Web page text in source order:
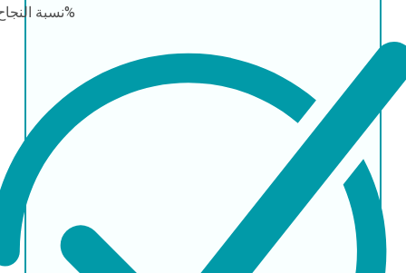
نسبة98%